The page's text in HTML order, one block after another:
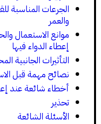
الجرعات المناسبة
والعمر
موانع الاستعمال
إعطاء الدواء فيها
التأثيرات الجانبية
نصائح مهمة قبل
أخطاء شائعة عند
تحذير
الأسئلة الشائعة